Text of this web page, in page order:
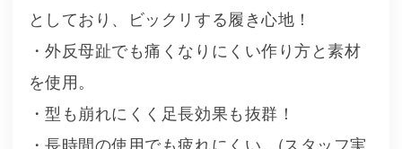
としており、ビックリする履き心地！
・外反母趾でも痛くなりにくい作り方と素材
を使用。
・型も崩れにくく足長効果も抜群！
・長時間の使用でも疲れにくい。(スタッフ実